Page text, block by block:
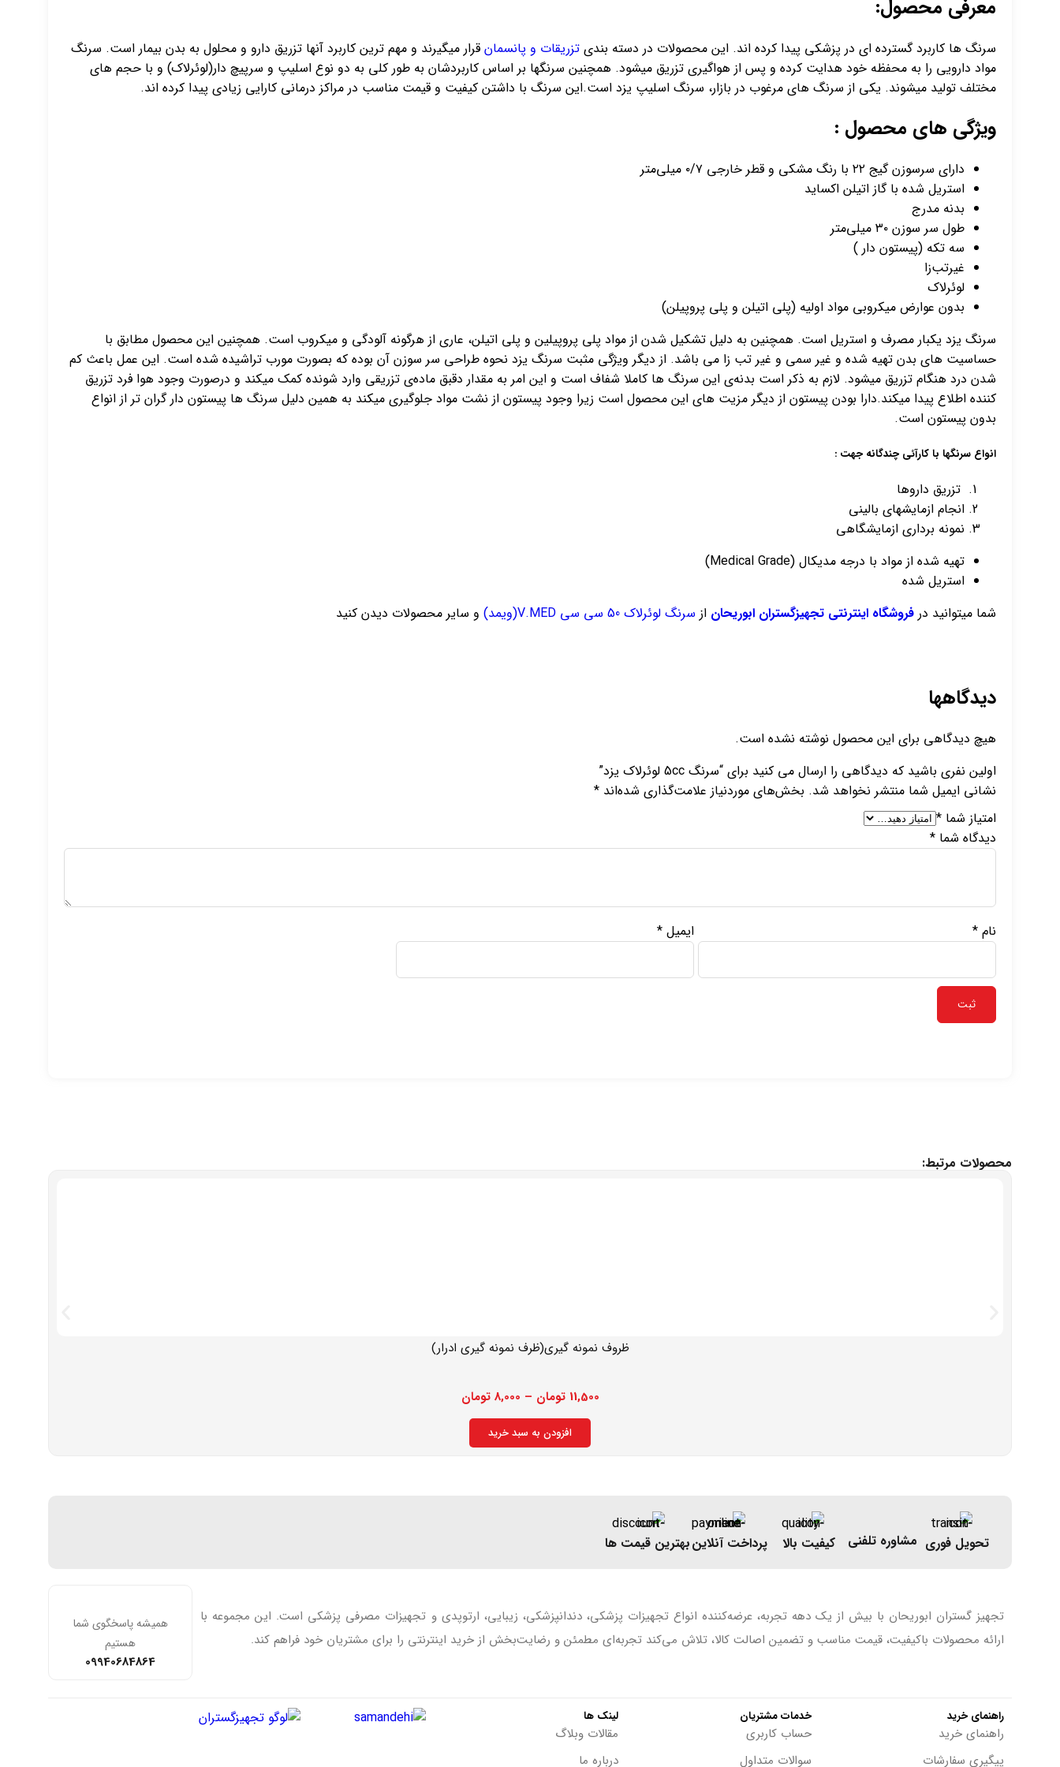
معرفی محصول:
سرنگ ها کاربرد گسترده ای در پزشکی پیدا کرده اند. این محصولات در دسته بندی تزریقات و پانسمان قرار میگیرند و مهم ترین کاربرد آنها تزریق دارو و محلول به بدن بیمار است. سرنگ
مواد دارویی را به محفظه خود هدایت کرده و پس از هواگیری تزریق میشود. همچنین سرنگها بر اساس کاربردشان به طور کلی به دو نوع اسلیپ و سرپیچ دار(لوئرلاک) و با حجم های
مختلف تولید میشوند. یکی از سرنگ های مرغوب در بازار، سرنگ اسلیپ یزد است.این سرنگ با داشتن کیفیت و قیمت مناسب در مراکز درمانی کارایی زیادی پیدا کرده اند.
ویژگی های محصول :
دارای سرسوزن گیج ۲۲ با رنگ مشکی و قطر خارجی ۰/۷ میلی‌متر
استریل شده با گاز اتیلن اکساید
بدنه مدرج
طول سر سوزن ۳۰ میلی‌متر
سه تکه (پیستون دار )
غیرتب‌زا
لوئرلاک
بدون عوارض میکروبی مواد اولیه (پلی اتیلن و پلی پروپیلن)
سرنگ یزد یکبار مصرف و استریل است. همچنین به دلیل تشکیل شدن از مواد پلی پروپیلین و پلی اتیلن، عاری از هرگونه آلودگی و میکروب است. همچنین این محصول مطابق با
حساسیت های بدن تهیه شده و غیر سمی و غیر تب زا می باشد. از دیگر ویژگی مثبت سرنگ یزد نحوه طراحی سر سوزن آن بوده که بصورت مورب تراشیده شده است. این عمل باعث کم
شدن درد هنگام تزریق میشود. لازم به ذکر است بدنه‌ی این سرنگ ها کاملا شفاف است و این امر به مقدار دقبق ماده‌ی تزریقی وارد شونده کمک میکند و درصورت وجود هوا فرد تزریق
کننده اطلاع پیدا میکند.دارا بودن پیستون از دیگر مزیت های این محصول است زیرا وجود پیستون از نشت مواد جلوگیری میکند به همین دلیل سرنگ ها پیستون دار گران تر از انواع
بدون پیستون است.
انواع سرنگها با کارآئی چندگانه جهت :
تزریق داروها
انجام ازمایشهای بالینی
نمونه برداری ازمایشگاهی
تهیه شده از مواد با درجه مدیکال (Medical Grade)
استریل شده
شما میتوانید در فروشگاه اینترنتی تجهیزگستران ابوریحان از سرنگ لوئرلاک 50 سی سی V.MED(ویمد) و سایر محصولات دیدن کنید
دیدگاهها
هیچ دیدگاهی برای این محصول نوشته نشده است.
اولین نفری باشید که دیدگاهی را ارسال می کنید برای “سرنگ 5cc لوئرلاک یزد”
نشانی ایمیل شما منتشر نخواهد شد. بخش‌های موردنیاز علامت‌گذاری شده‌اند *
امتیاز شما *
دیدگاه شما *
نام * ایمیل*
محصولات مرتبط:
ظروف نمونه گیری(ظرف نمونه گیری ادرار)
11,500 تومان –
8,000 تومان
افزودن به سبد خرید
تحویل فوری مشاوره تلفنی کیفیت بالا پرداخت آنلاینبهترین قیمت ها
تجهیز گستران ابوریحان با بیش از یک دهه تجربه، عرضه‌کننده انواع تجهیزات پزشکی، دندانپزشکی، زیبایی، ارتوپدی و تجهیزات مصرفی پزشکی است. این مجموعه با
ارائه محصولات باکیفیت، قیمت مناسب و تضمین اصالت کالا، تلاش می‌کند تجربه‌ای مطمئن و رضایت‌بخش از خرید اینترنتی را برای مشتریان خود فراهم کند.
همیشه پاسخگوی شما
هستیم
09940684864
راهنمای خرید
راهنمای خرید
پیگیری سفارشات
خدمات مشتریان
حساب کاربری
سوالات متداول
لینک ها
مقالات وبلاگ
درباره ما